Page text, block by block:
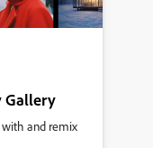
Gallery
with and remix